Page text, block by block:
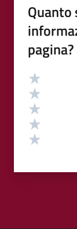
Quanto
pagina?
Valutazione